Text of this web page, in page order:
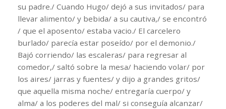
su padre./ Cuando Hugo/ dejó a sus invitados/ para
llevar alimento/ y bebida/ a su cautiva,/ se encontró
/ que el aposento/ estaba vacio./ El carcelero
burlado/ parecía estar poseído/ por el demonio./
Bajó corriendo/ las escaleras/ para regresar al
comedor,/ saltó sobre la mesa/ haciendo volar/ por
los aires/ jarras y fuentes/ y dijo a grandes gritos/
que aquella misma noche/ entregaría cuerpo/ y
alma/ a los poderes del mal/ si conseguía alcanzar/